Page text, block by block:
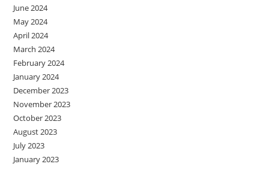
June 2024
May 2024
April 2024
March 2024
February 2024
January 2024
December 2023
November 2023
October 2023
August 2023
July 2023
January 2023